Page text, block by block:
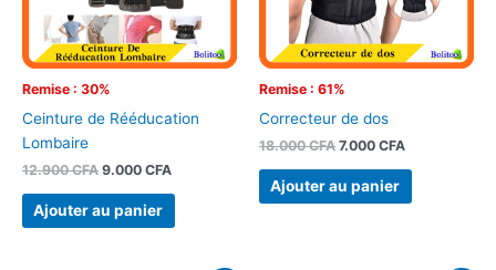
Remise : 30%
Ceinture de Rééducation
Lombaire
12.900CFA 9.000 CFA
Ajouter au panier
Remise : 61%
Correcteur de dos
18.000CFA 7.000 CFA
Ajouter au panier